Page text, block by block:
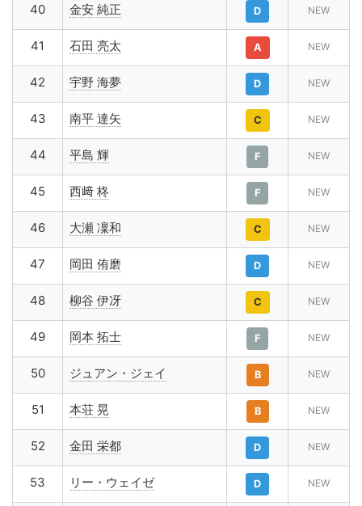
40 金安 純正 D NEW
41 石田 亮太 A NEW
42 宇野 海夢 D NEW
43 南平 達矢 C NEW
44 平島 輝 F NEW
45 西﨑 柊 F NEW
46 大瀬 凜和 C NEW
47 岡田 侑磨 D NEW
48 柳谷 伊冴 C NEW
49 岡本 拓士 F NEW
50 ジュアン・ジェイ B NEW
51 本荘 晃 B NEW
52 金田 栄都 D NEW
53 リー・ウェイゼ D NEW